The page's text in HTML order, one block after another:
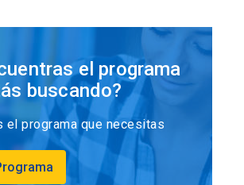
el programa
buscando?
el programa que necesitas